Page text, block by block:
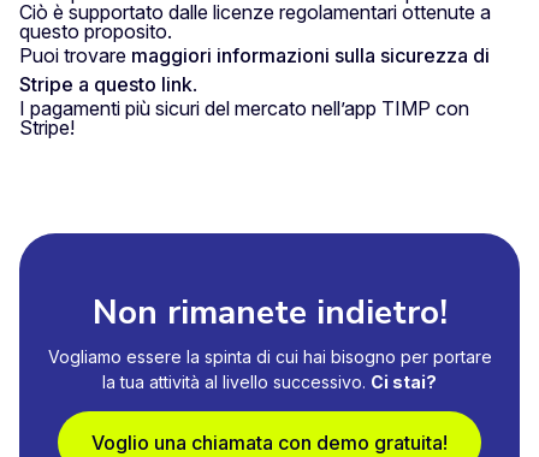
Ciò è supportato dalle licenze regolamentari ottenute a
questo proposito.
Puoi trovare maggiori informazioni sulla sicurezza di
Stripe a questo link.
I pagamenti più sicuri del mercato nell’app TIMP con
Stripe!
Non rimanete indietro!
Vogliamo essere la spinta di cui hai bisogno per portare
la tua attività al livello successivo. Ci stai?
Voglio una chiamata con demo gratuita!